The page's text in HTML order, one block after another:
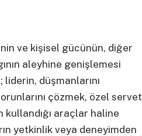
ve kişisel gücünün, diğer
aleyhine genişlemesi
düşmanlarını
çözmek, özel servet
kullandığı araçlar haline
yetkinlik veya deneyimden